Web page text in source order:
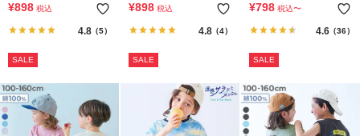
袖リブ 長袖Tシャツ
¥898 税込
4.8（5）
SALE
カラフル 長袖Tシャツ
¥898 税込
4.8（4）
SALE
シャツ
¥798 税込〜
4.6（36）
SALE